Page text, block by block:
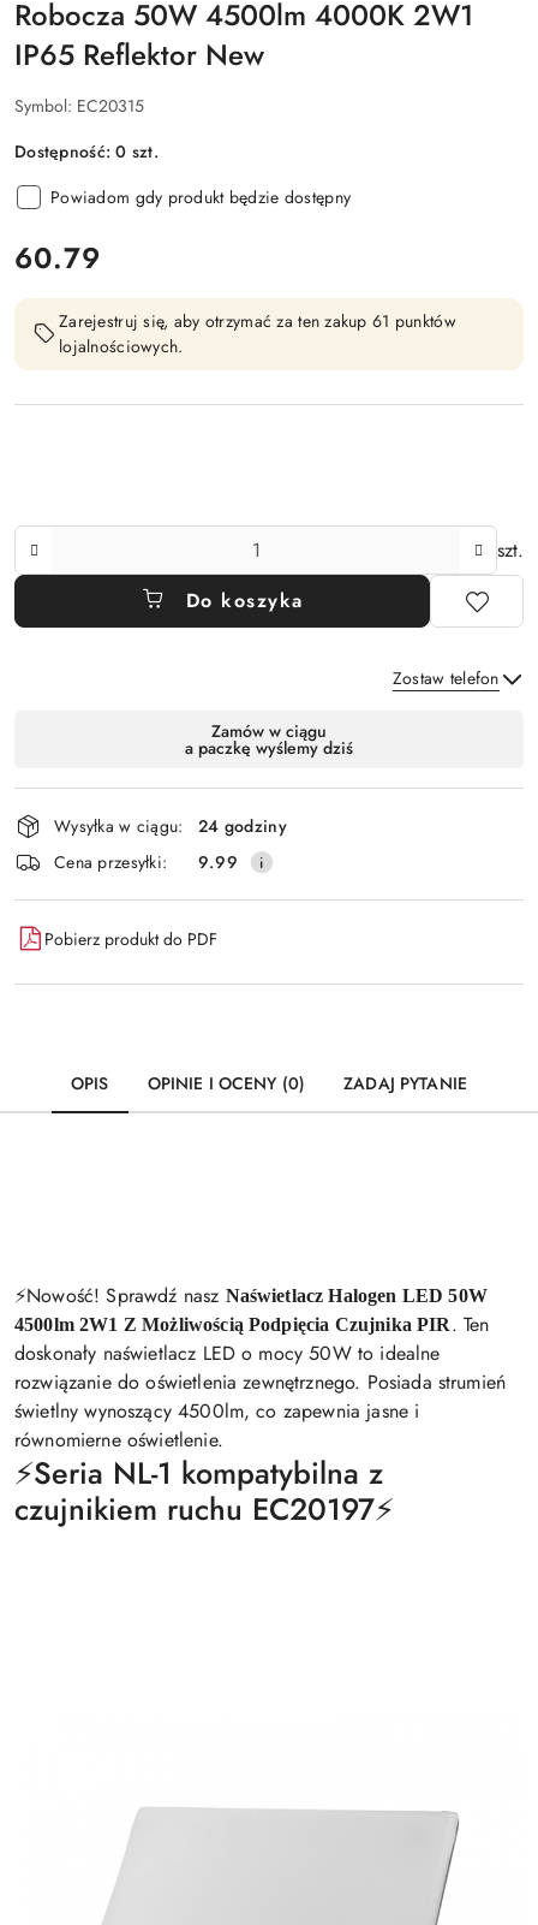
Robocza 50W 4500lm 4000K 2W1
IP65 Reflektor New
Symbol: EC20315
Dostępność:0 szt.
Powiadom gdy produkt będzie dostępny
cena:
60.79
Zarejestruj się, aby otrzymać za ten zakup 61 punktów
lojalnościowych.
Ilość
szt.
Do koszyka
Zostaw telefon
Wyślij
dostawa
Zamów w ciągu
a paczkę wyślemy dziś
Wysyłka w ciągu:
24 godziny
Cena przesyłki:
9.99
Pobierz produkt do PDF
OPIS OPINIE I OCENY (0) ZADAJ PYTANIE
⚡️Nowość! Sprawdź nasz Naświetlacz Halogen LED 50W
4500lm 2W1 Z Możliwością Podpięcia Czujnika PIR. Ten
doskonały naświetlacz LED o mocy 50W to idealne
rozwiązanie do oświetlenia zewnętrznego. Posiada strumień
świetlny wynoszący 4500lm, co zapewnia jasne i
równomierne oświetlenie.
⚡️Seria NL-1 kompatybilna z
czujnikiem ruchu EC20197⚡️